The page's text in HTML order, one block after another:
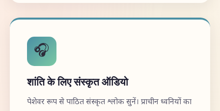
🎧
शांति के लिए संस्कृत ऑडियो
पेशेवर रूप से पाठित संस्कृत श्लोक सुनें। प्राचीन ध्वनियों का